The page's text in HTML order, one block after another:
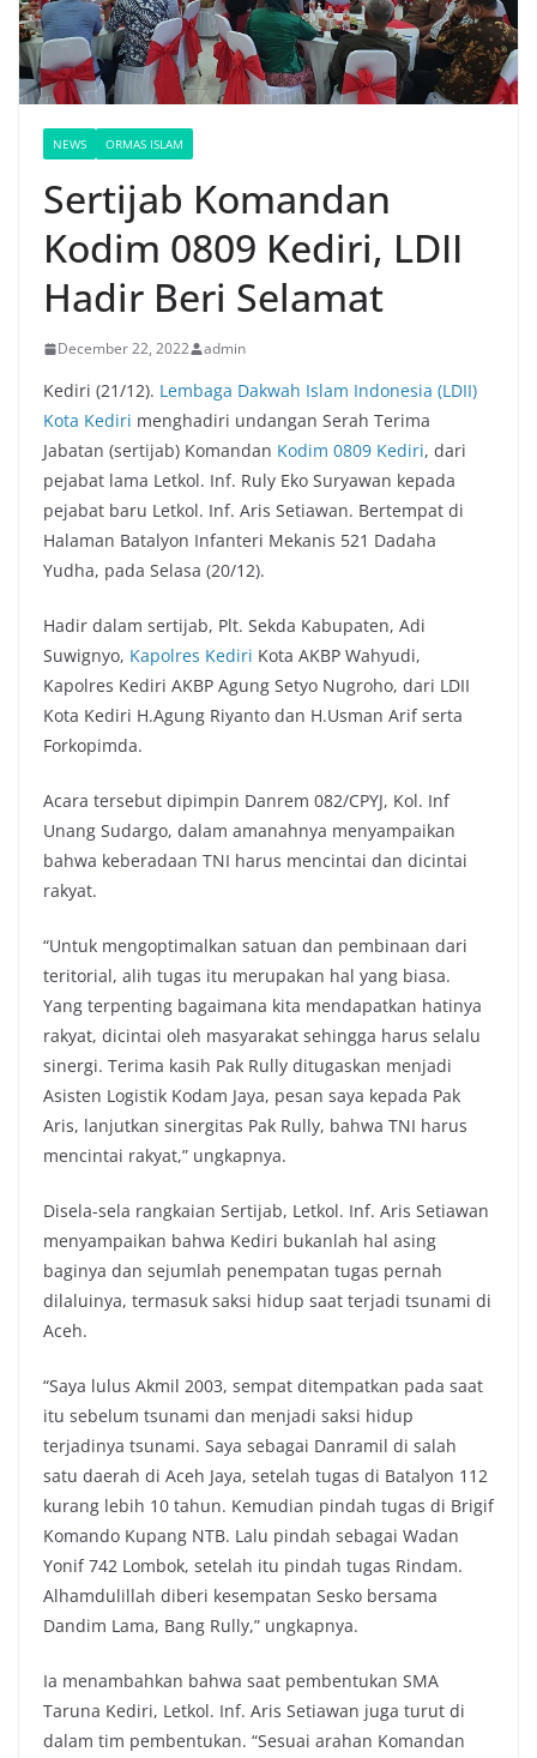
NEWS ORMAS ISLAM
Sertijab Komandan
Kodim 0809 Kediri, LDII
Hadir Beri Selamat
December 22, 2022 admin
Kediri (21/12). Lembaga Dakwah Islam Indonesia (LDII)
Kota Kediri menghadiri undangan Serah Terima
Jabatan (sertijab) Komandan Kodim 0809 Kediri, dari
pejabat lama Letkol. Inf. Ruly Eko Suryawan kepada
pejabat baru Letkol. Inf. Aris Setiawan. Bertempat di
Halaman Batalyon Infanteri Mekanis 521 Dadaha
Yudha, pada Selasa (20/12).
Hadir dalam sertijab, Plt. Sekda Kabupaten, Adi
Suwignyo, Kapolres Kediri Kota AKBP Wahyudi,
Kapolres Kediri AKBP Agung Setyo Nugroho, dari LDII
Kota Kediri H.Agung Riyanto dan H.Usman Arif serta
Forkopimda.
Acara tersebut dipimpin Danrem 082/CPYJ, Kol. Inf
Unang Sudargo, dalam amanahnya menyampaikan
bahwa keberadaan TNI harus mencintai dan dicintai
rakyat.
“Untuk mengoptimalkan satuan dan pembinaan dari
teritorial, alih tugas itu merupakan hal yang biasa.
Yang terpenting bagaimana kita mendapatkan hatinya
rakyat, dicintai oleh masyarakat sehingga harus selalu
sinergi. Terima kasih Pak Rully ditugaskan menjadi
Asisten Logistik Kodam Jaya, pesan saya kepada Pak
Aris, lanjutkan sinergitas Pak Rully, bahwa TNI harus
mencintai rakyat,” ungkapnya.
Disela-sela rangkaian Sertijab, Letkol. Inf. Aris Setiawan
menyampaikan bahwa Kediri bukanlah hal asing
baginya dan sejumlah penempatan tugas pernah
dilaluinya, termasuk saksi hidup saat terjadi tsunami di
Aceh.
“Saya lulus Akmil 2003, sempat ditempatkan pada saat
itu sebelum tsunami dan menjadi saksi hidup
terjadinya tsunami. Saya sebagai Danramil di salah
satu daerah di Aceh Jaya, setelah tugas di Batalyon 112
kurang lebih 10 tahun. Kemudian pindah tugas di Brigif
Komando Kupang NTB. Lalu pindah sebagai Wadan
Yonif 742 Lombok, setelah itu pindah tugas Rindam.
Alhamdulillah diberi kesempatan Sesko bersama
Dandim Lama, Bang Rully,” ungkapnya.
Ia menambahkan bahwa saat pembentukan SMA
Taruna Kediri, Letkol. Inf. Aris Setiawan juga turut di
dalam tim pembentukan. “Sesuai arahan Komandan